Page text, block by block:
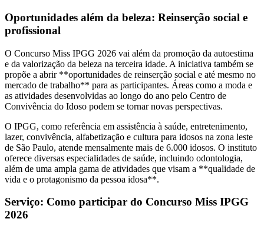
Oportunidades além da beleza: Reinserção social e
profissional
O Concurso Miss IPGG 2026 vai além da promoção da autoestima
e da valorização da beleza na terceira idade. A iniciativa também se
propõe a abrir **oportunidades de reinserção social e até mesmo no
mercado de trabalho** para as participantes. Áreas como a moda e
as atividades desenvolvidas ao longo do ano pelo Centro de
Convivência do Idoso podem se tornar novas perspectivas.
O IPGG, como referência em assistência à saúde, entretenimento,
lazer, convivência, alfabetização e cultura para idosos na zona leste
de São Paulo, atende mensalmente mais de 6.000 idosos. O instituto
oferece diversas especialidades de saúde, incluindo odontologia,
além de uma ampla gama de atividades que visam a **qualidade de
vida e o protagonismo da pessoa idosa**.
Serviço: Como participar do Concurso Miss IPGG
2026